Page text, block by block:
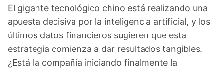
El gigante tecnológico chino está realizando una
apuesta decisiva por la inteligencia artificial, y los
últimos datos financieros sugieren que esta
estrategia comienza a dar resultados tangibles.
¿Está la compañía iniciando finalmente la